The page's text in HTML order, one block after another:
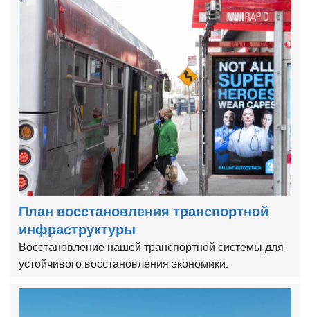
План восстановления транспортной
инфраструктуры
Восстановление нашей транспортной системы для
устойчивого восстановления экономики.